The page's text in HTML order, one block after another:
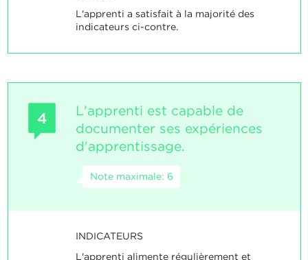
L'apprenti a satisfait à la majorité des
indicateurs ci-contre.
4
L'apprenti est capable de
documenter ses expériences
d'apprentissage.
Note maximale: 6
INDICATEURS
L'apprenti alimente régulièrement et